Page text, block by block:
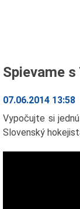
Spievame
07.06.2014 13:58
Vypočujte si
Slovenský